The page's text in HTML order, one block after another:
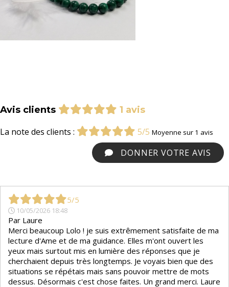
Avis clients
1 avis
La note des clients :
5/5 Moyenne sur 1 avis
DONNER VOTRE AVIS
5/5
10/05/2026 18:48
Par Laure
Merci beaucoup Lolo ! je suis extrêmement satisfaite de ma
lecture d'Ame et de ma guidance. Elles m'ont ouvert les
yeux mais surtout mis en lumière des réponses que je
cherchaient depuis très longtemps. Je voyais bien que des
situations se répétais mais sans pouvoir mettre de mots
dessus. Désormais c'est chose faites. Un grand merci. Laure